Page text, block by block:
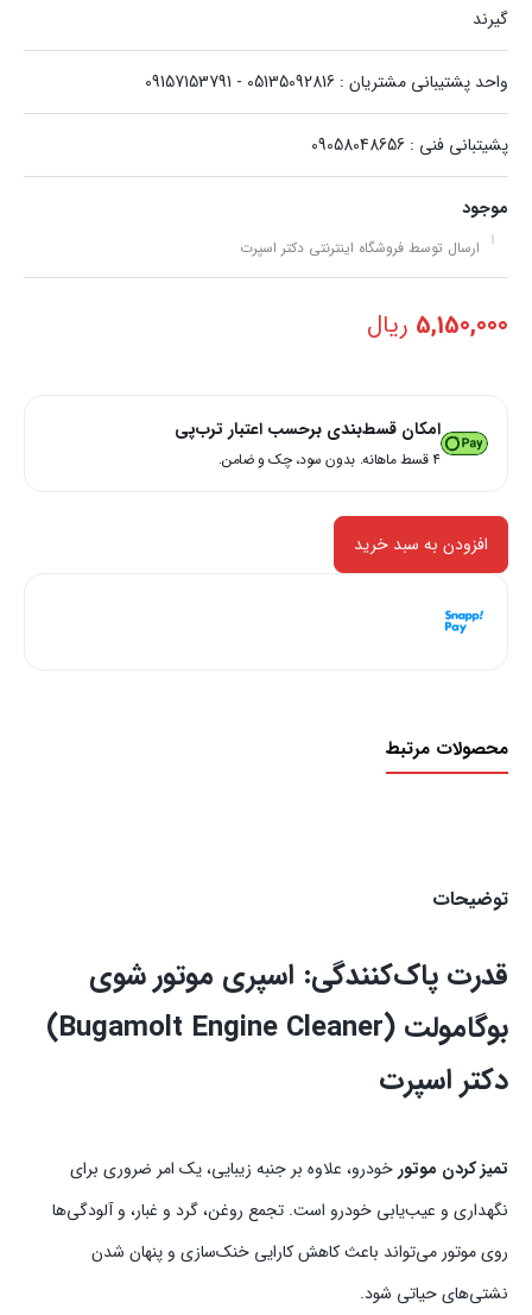
گیرند
واحد پشتیبانی مشتریان : 05135092816 - 09157153791
پشیتبانی فنی : 09058048656
موجود
ارسال توسط فروشگاه اینترنتی دکتر اسپرت
5,150,000 ریال
امکان قسط‌بندی برحسب اعتبار ترب‌پی
۴ قسط ماهانه. بدون سود، چک و ضامن.
افزودن به سبد خرید
محصولات مرتبط
توضیحات
قدرت پاک‌کنندگی: اسپری موتور شوی
بوگامولت (Bugamolt Engine Cleaner)
دکتر اسپرت
تمیز کردن موتور خودرو، علاوه بر جنبه زیبایی، یک امر ضروری برای
نگهداری و عیب‌یابی خودرو است. تجمع روغن، گرد و غبار، و آلودگی‌ها
روی موتور می‌تواند باعث کاهش کارایی خنک‌سازی و پنهان شدن
نشتی‌های حیاتی شود.